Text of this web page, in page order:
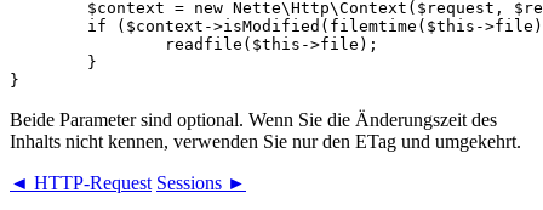
Beide Parameter sind optional. Wenn Sie die Änderungszeit des
Inhalts nicht kennen, verwenden Sie nur den ETag und umgekehrt.
◄ HTTP-Request Sessions ►